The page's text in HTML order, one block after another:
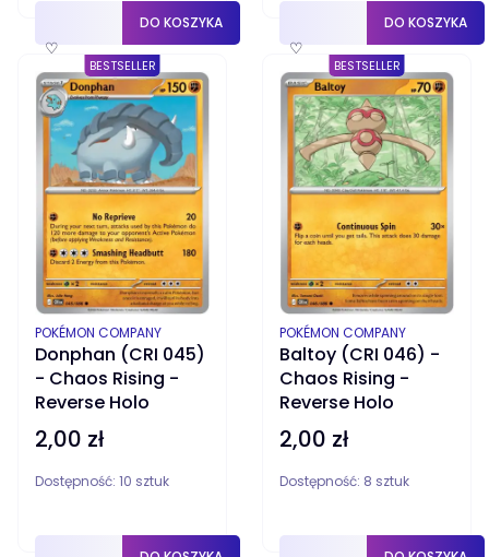
♡
DO KOSZYKA
♡
DO KOSZYKA
BESTSELLER
Donphan (CRI 045)
- Chaos Rising -
Reverse Holo
PRODUCENT
POKÉMON COMPANY
Cena
2,00 zł
Dostępność: 10 sztuk
BESTSELLER
Baltoy (CRI 046) -
Chaos Rising -
Reverse Holo
PRODUCENT
POKÉMON COMPANY
Cena
2,00 zł
Dostępność: 8 sztuk